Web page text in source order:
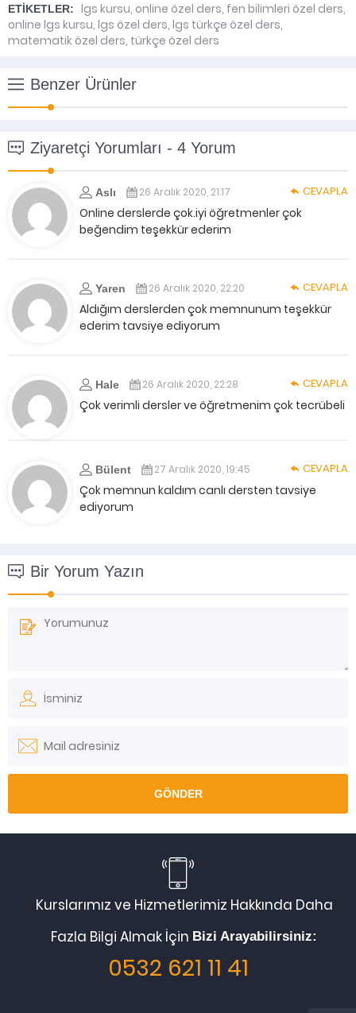
ETİKETLER: lgs kursu, online özel ders, fen bilimleri özel ders,
online lgs kursu, lgs özel ders, lgs türkçe özel ders,
matematik özel ders, türkçe özel ders
Benzer Ürünler
Ziyaretçi Yorumları - 4 Yorum
Aslı 26 Aralık 2020, 21:17
Online derslerde çok.iyi öğretmenler çok
beğendim teşekkür ederim
CEVAPLA
Yaren 26 Aralık 2020, 22:20
Aldığım derslerden çok memnunum teşekkür
ederim tavsiye ediyorum
CEVAPLA
Hale 26 Aralık 2020, 22:28
Çok verimli dersler ve öğretmenim çok tecrübeli
CEVAPLA
Bülent 27 Aralık 2020, 19:45
Çok memnun kaldım canlı dersten tavsiye
ediyorum
CEVAPLA
Bir Yorum Yazın
Kurslarımız ve Hizmetlerimiz Hakkında Daha
Fazla Bilgi Almak İçin Bizi Arayabilirsiniz:
0532 621 11 41